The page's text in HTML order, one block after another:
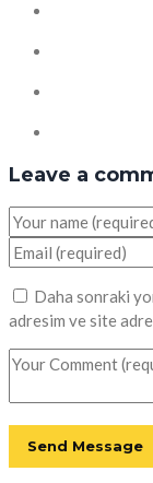
Leave a
Daha sonraki
adresim ve site